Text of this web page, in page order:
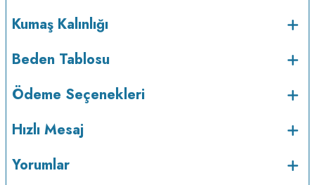
maksimum 30oC sıcaklıkta ve tersten yıkanır.
kurutulmaz.Orta ısıda ve tersten ütülenir.
Kumaş Kalınlığı
Beden Tablosu
Ödeme Seçenekleri
Hızlı Mesaj
Yorumlar